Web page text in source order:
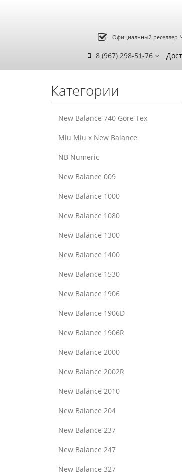
Официальный реселлер
8 (967) 298-51-76
Категории
New Balance 740 Gore Tex
Miu Miu x New Balance
NB Numeric
New Balance 009
New Balance 1000
New Balance 1080
New Balance 1300
New Balance 1400
New Balance 1530
New Balance 1906
New Balance 1906D
New Balance 1906R
New Balance 2000
New Balance 2002R
New Balance 2010
New Balance 204
New Balance 237
New Balance 247
New Balance 327